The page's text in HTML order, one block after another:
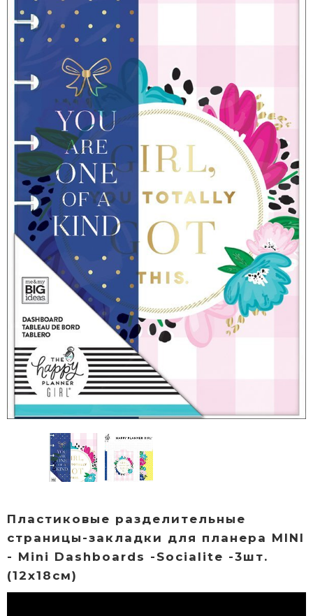
Пластиковые разделительные
страницы-закладки для планера MINI
- Mini Dashboards -Socialite -3шт.
(12х18см)